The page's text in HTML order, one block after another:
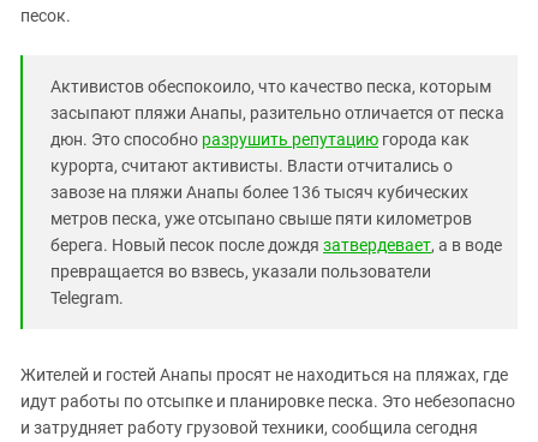
песок.
Активистов обеспокоило, что качество песка, которым
засыпают пляжи Анапы, разительно отличается от песка
дюн. Это способно разрушить репутацию города как
курорта, считают активисты. Власти отчитались о
завозе на пляжи Анапы более 136 тысяч кубических
метров песка, уже отсыпано свыше пяти километров
берега. Новый песок после дождя затвердевает, а в воде
превращается во взвесь, указали пользователи
Telegram.
Жителей и гостей Анапы просят не находиться на пляжах, где
идут работы по отсыпке и планировке песка. Это небезопасно
и затрудняет работу грузовой техники, сообщила сегодня